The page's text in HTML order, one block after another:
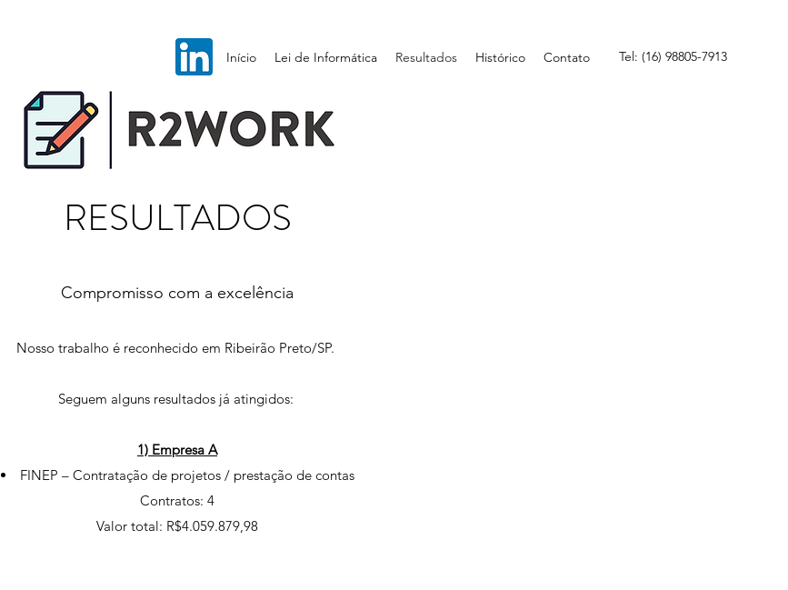
Início Lei de Informática Resultados Histórico Contato Tel: (16) 98805-7913
RESULTADOS
Compromisso com a excelência
Nosso trabalho é reconhecido em Ribeirão Preto/SP.
Seguem alguns resultados já atingidos:
1) Empresa A
FINEP – Contratação de projetos / prestação de contas
Contratos: 4
Valor total: R$4.059.879,98